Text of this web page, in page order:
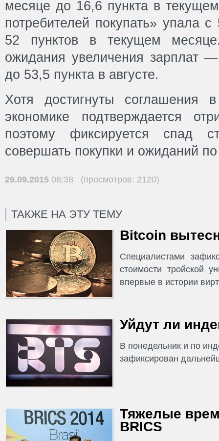
месяце до 16,6 пункта в
потребителей покупать» упала
52 пунктов в текущем
ожидания увеличения зарплат
до 53,5 пункта в августе.
Хотя достигнуты соглашения
экономике подтверждается
поэтому фиксируется спад
совершать покупки и ожиданий
29.09.2015 08:38 (просмотров: 2120)
ТАКЖЕ НА ЭТУ ТЕМУ
Bitcoin
Специалистами
стоимости тройской
впервые в истории
Уйдут ли
В понедельник и по
зафиксирован
Тяжелые
BRICS